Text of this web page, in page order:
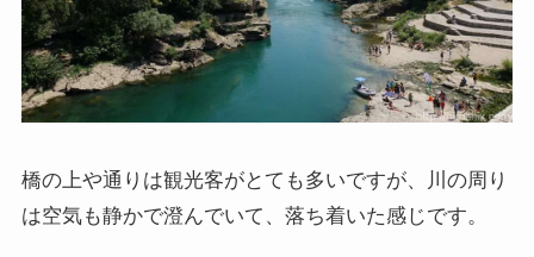
橋の上や通りは観光客がとても多いですが、川の周り
は空気も静かで澄んでいて、落ち着いた感じです。